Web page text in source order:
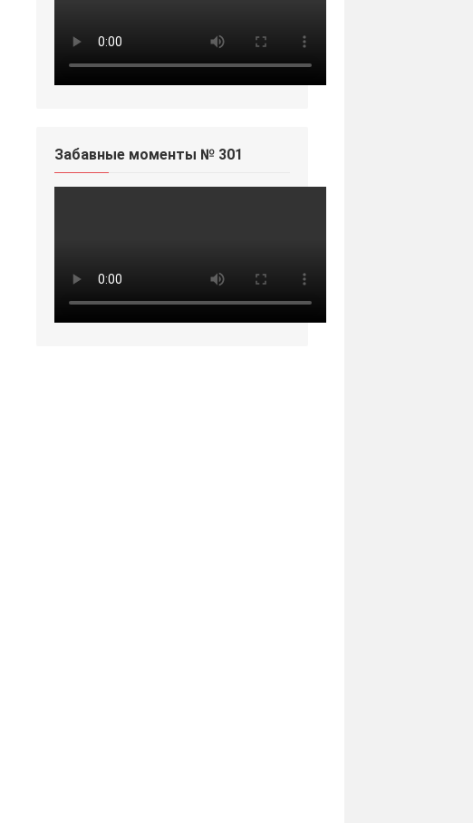
Забавные моменты № 301